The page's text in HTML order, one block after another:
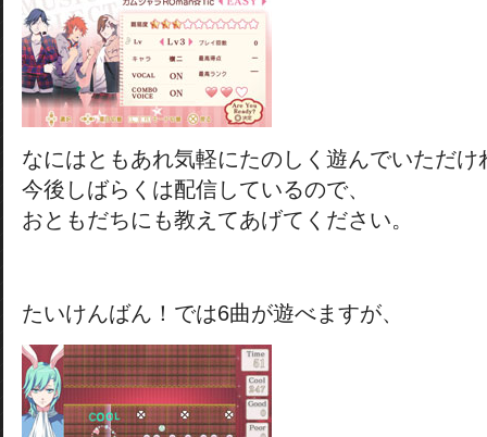
なにはともあれ気軽にたのしく遊んでいただけ
今後しばらくは配信しているので、
おともだちにも教えてあげてください。
たいけんばん！では6曲が遊べますが、